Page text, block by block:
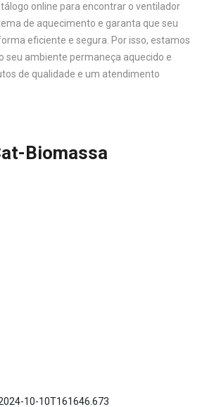
online para encontrar o ventilador
de aquecimento e garanta que seu
eficiente e segura. Por isso, estamos
seu ambiente permaneça aquecido e
de qualidade e um atendimento
Biomassa